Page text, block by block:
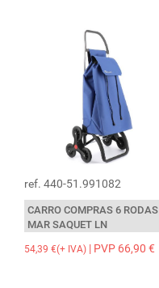
ref. 440-51.991082
CARRO COMPRAS 6 RODAS
MAR SAQUET LN
54,39 €(+ IVA)| PVP 66,90 €